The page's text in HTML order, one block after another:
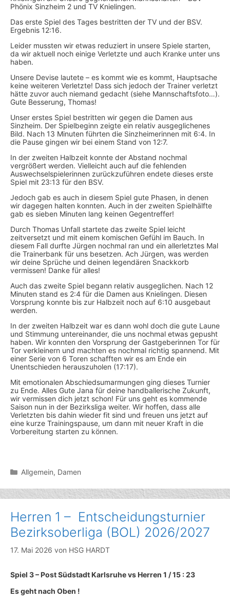
Phönix Sinzheim 2 und TV Knielingen.
Das erste Spiel des Tages bestritten der TV und der BSV.
Ergebnis 12:16.
Leider mussten wir etwas reduziert in unsere Spiele starten,
da wir aktuell noch einige Verletzte und auch Kranke unter uns
haben.
Unsere Devise lautete – es kommt wie es kommt, Hauptsache
keine weiteren Verletzte! Dass sich jedoch der Trainer verletzt
hätte zuvor auch niemand gedacht (siehe Mannschaftsfoto…).
Gute Besserung, Thomas!
Unser erstes Spiel bestritten wir gegen die Damen aus
Sinzheim. Der Spielbeginn zeigte ein relativ ausgeglichenes
Bild. Nach 13 Minuten führten die Sinzheimerinnen mit 6:4. In
die Pause gingen wir bei einem Stand von 12:7.
In der zweiten Halbzeit konnte der Abstand nochmal
vergrößert werden. Vielleicht auch auf die fehlenden
Auswechselspielerinnen zurückzuführen endete dieses erste
Spiel mit 23:13 für den BSV.
Jedoch gab es auch in diesem Spiel gute Phasen, in denen
wir dagegen halten konnten. Auch in der zweiten Spielhälfte
gab es sieben Minuten lang keinen Gegentreffer!
Durch Thomas Unfall startete das zweite Spiel leicht
zeitversetzt und mit einem komischen Gefühl im Bauch. In
diesem Fall durfte Jürgen nochmal ran und ein allerletztes Mal
die Trainerbank für uns besetzen. Ach Jürgen, was werden
wir deine Sprüche und deinen legendären Snackkorb
vermissen! Danke für alles!
Auch das zweite Spiel begann relativ ausgeglichen. Nach 12
Minuten stand es 2:4 für die Damen aus Knielingen. Diesen
Vorsprung konnte bis zur Halbzeit noch auf 6:10 ausgebaut
werden.
In der zweiten Halbzeit war es dann wohl doch die gute Laune
und Stimmung untereinander, die uns nochmal etwas gepusht
haben. Wir konnten den Vorsprung der Gastgeberinnen Tor für
Tor verkleinern und machten es nochmal richtig spannend. Mit
einer Serie von 6 Toren schafften wir es am Ende ein
Unentschieden herauszuholen (17:17).
Mit emotionalen Abschiedsumarmungen ging dieses Turnier
zu Ende. Alles Gute Jana für deine handballerische Zukunft,
wir vermissen dich jetzt schon! Für uns geht es kommende
Saison nun in der Bezirksliga weiter. Wir hoffen, dass alle
Verletzten bis dahin wieder fit sind und freuen uns jetzt auf
eine kurze Trainingspause, um dann mit neuer Kraft in die
Vorbereitung starten zu können.
Kategorien
Allgemein, Damen
Herren 1 – Entscheidungsturnier
Bezirksoberliga (BOL) 2026/2027
17. Mai 2026 von HSG HARDT
Spiel 3 – Post Südstadt Karlsruhe vs Herren 1 / 15 : 23
Es geht nach Oben !